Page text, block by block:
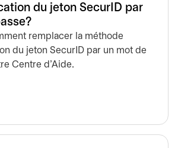
du jeton SecurID par
remplacer la méthode
du jeton SecurID par un mot de
Centre d'Aide.